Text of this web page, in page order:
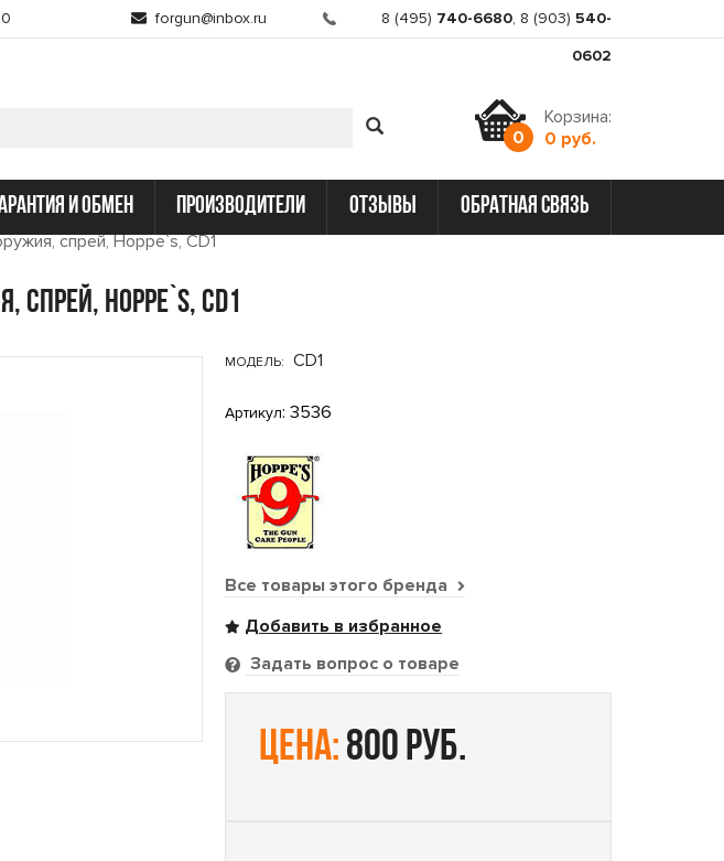
forgun@inbox.ru 8 (495) 740-6680, 8 (903) 540-
0602
0
Корзина:
0 руб.
и обмен производители отзывы обратная связь
спрей, Hoppe`s, CD1
спрей, Hoppe`s, CD1
МОДЕЛЬ: CD1
Артикул: 3536
Все товары этого бренда
Задать вопрос о товаре
цена: 800 руб.